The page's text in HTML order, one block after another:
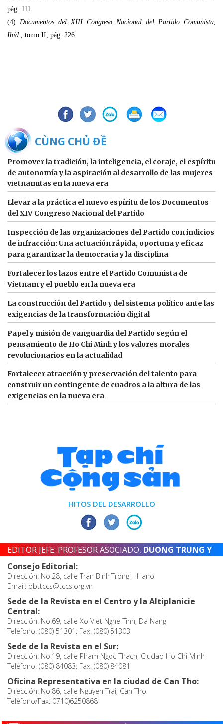
pág. 111
(4) Documentos del XIII Congreso Nacional del Partido Comunista,
Ibíd. , tomo II, pág. 226
BÀI CÙNG CHỦ ĐỀ
Promover la tradición, la inteligencia, el coraje, el espíritu
de autonomía y la aspiración al desarrollo de las mujeres
vietnamitas en la nueva era
Llevar a la práctica el nuevo espíritu de los Documentos
del XIV Congreso Nacional del Partido
Inspección de las organizaciones del Partido con indicios
de infracción: Una actuación rápida, oportuna y eficaz
para garantizar la democracia y la disciplina
Fortalecer los lazos entre el Partido Comunista de
Vietnam y el pueblo en la nueva era
La construcción del Partido y del sistema político ante las
exigencias de la transformación digital
Papel y misión de vanguardia del Partido según el
pensamiento de Ho Chi Minh y los valores morales
revolucionarios en la actualidad
Fortalecer atracción y preservación del talento para
construir un contingente de cuadros a la altura de las
exigencias en la nueva era
HITOS DEL DESARROLLO
EDITOR JEFE: PROFESOR ASOCIADO, DUONG TRUNG Y
Consejo Editorial:
Dirección: No.28, calle Tran Binh Trong – Hanoi
Email: bbttccs@tccs.org.vn
Sede de la Revista en el Centro y la Altiplanicie
Central:
Dirección: No.69, calle Xo Viet Nghe Tinh, Da Nang
Teléfono: (080) 51301; Fax: (080) 51303
Sede de la Revista en el Sur:
Dirección: No.19, calle Pham Ngoc Thach, Ciudad Ho Chi Minh
Teléfono: (080) 84083; Fax: (080) 84081
Oficina Representativa en la ciudad de Can Tho:
Dirección: No.86, calle Nguyen Trai, Can Tho
Teléfono/Fax: 0710)6250868